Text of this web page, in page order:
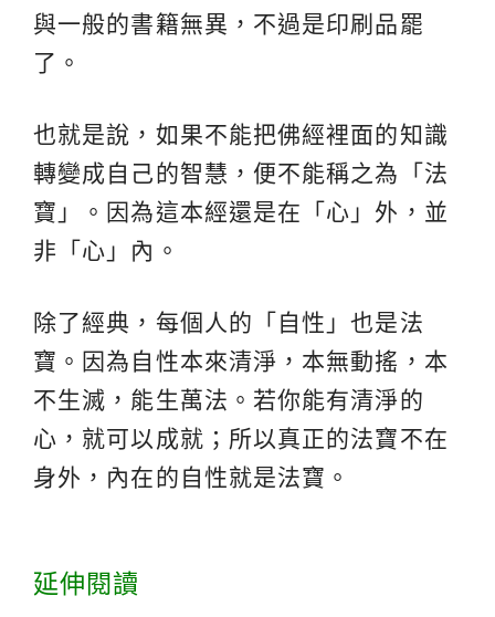
與一般的書籍無異，不過是印刷品罷
了。
也就是說，如果不能把佛經裡面的知識
轉變成自己的智慧，便不能稱之為「法
寶」。因為這本經還是在「心」外，並
非「心」內。
除了經典，每個人的「自性」也是法
寶。因為自性本來清淨，本無動搖，本
不生滅，能生萬法。若你能有清淨的
心，就可以成就；所以真正的法寶不在
身外，內在的自性就是法寶。
延伸閱讀